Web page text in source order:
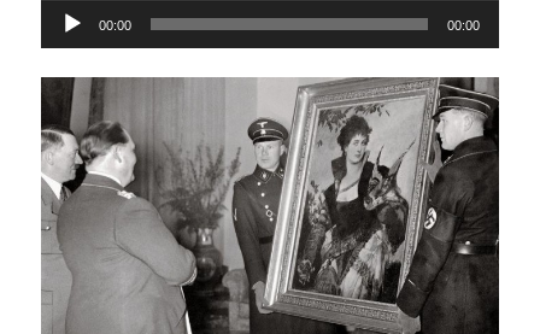
Lecteur
audio
00:00 00:00